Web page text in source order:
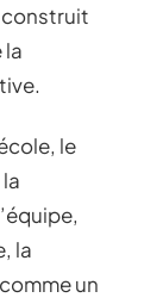
la
le
la
un